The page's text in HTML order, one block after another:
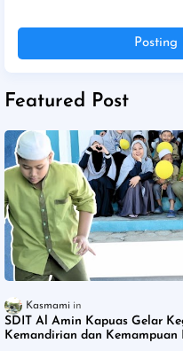
Featured Post
Kasmami
SDIT Al Amin Kapuas Gelar
Kemandirian dan